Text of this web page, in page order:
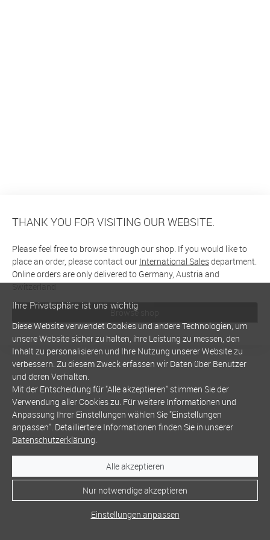
THANK YOU FOR VISITING OUR WEBSITE.
Please feel free to browse through our shop. If you would like to
place an order, please contact our International Salesdepartment.
Online orders are only delivered to Germany, Austria and
Switzerland
Browse shop
Ihre Privatsphäre ist uns wichtig
Diese Website verwendet Cookies und andere Technologien, um
unsere Website sicher zu halten, ihre Leistung zu messen, den
Inhalt zu personalisieren und Ihre Nutzung unserer Website zu
verbessern. Zu diesem Zweck erfassen wir Daten über Benutzer
und deren Verhalten.
Mit der Entscheidung für "Alle akzeptieren" stimmen Sie der
Verwendung aller Cookies zu. Für weitere Informationen und
Anpassung Ihrer Einstellungen wählen Sie "Einstellungen
anpassen". Detailliertere Informationen finden Sie in unserer
Datenschutzerklärung.
Alle akzeptieren
Nur notwendige akzeptieren
Einstellungen anpassen